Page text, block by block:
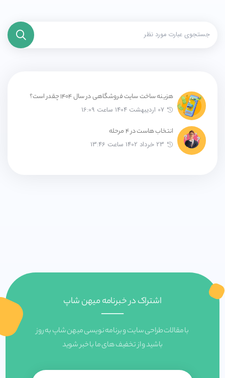
هزینه ساخت سایت فروشگاهی در سال ۱۴۰۴ چقدر است؟
07 اردیبهشت 1404 ساعت 16:09
انتخاب هاست در 4 مرحله
23 خرداد 1402 ساعت 13:46
اشتراک در خبرنامه میهن شاپ
با مقالات طراحی سایت و برنامه نویسی میهن شاپ به روز
باشید و از تخفیف های ما با خبر شوید